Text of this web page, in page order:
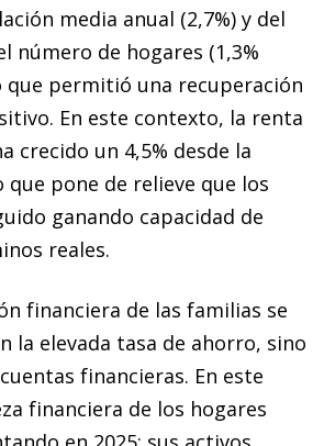
media anual (2,7%) y del
número de hogares (1,3%
que permitió una recuperación
En este contexto, la renta
crecido un 4,5% desde la
que pone de relieve que los
ganando capacidad de
reales.
financiera de las familias se
la elevada tasa de ahorro, sino
financieras. En este
financiera de los hogares